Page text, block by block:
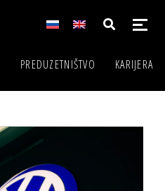
PREDUZETNIŠTVO KARIJERA